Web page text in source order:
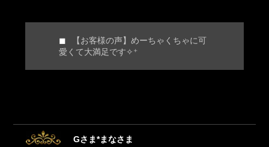
【お客様の声】めーちゃくちゃに可
愛くて大満足です✧⁺
Gさま*まなさま